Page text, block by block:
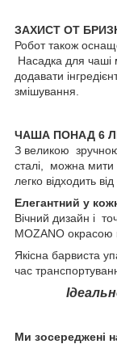
ЗАХИСТ ОТ
Робот також
Насадка для чаші
додавати
змішування.
ЧАША ПОНАД 6
З великою
сталі, можна мити
легко відходить
Елегантний у
Вічний дизайн і
MOZANO окрасою
Якісна барвиста
час
Ми зосереджені